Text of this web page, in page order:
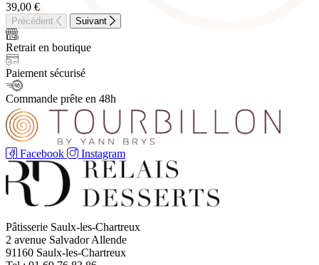
39,00 €
Précédent Suivant
Retrait en boutique
Paiement sécurisé
Commande prête en 48h
Facebook Instagram
Pâtisserie Saulx-les-Chartreux
2 avenue Salvador Allende
91160 Saulx-les-Chartreux